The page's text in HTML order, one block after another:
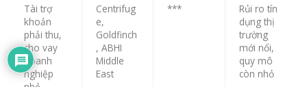
Tài trợ
khoản
phải thu,
cho vay
doanh
nghiệp
Centrifug
e,
Goldfinch
, ABHI
Middle
East
***
Rủi ro tín
dụng thị
trường
mới nổi,
quy mô
còn nhỏ